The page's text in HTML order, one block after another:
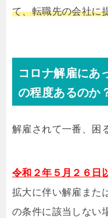
て、転職先の会社に
コロナ解雇にあ
の程度あるのか
解雇されて一番、困
令和２年５月２６日
拡大に伴い解雇また
の条件に該当しない